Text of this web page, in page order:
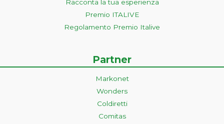
Racconta la tua esperienza
Premio ITALIVE
Regolamento Premio Italive
Partner
Markonet
Wonders
Coldiretti
Comitas